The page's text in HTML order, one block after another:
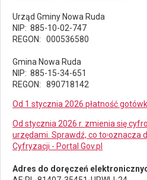
Urząd Gminy Nowa Ruda
NIP: 885-10-02-747
REGON: 000536580
Gmina Nowa Ruda
NIP: 885-15-34-651
REGON: 890718142
Od 1 stycznia 2026 płatność
Od stycznia 2026 r. zmienia się
urzędami. Sprawdź, co to oznacza
Cyfryzacji - Portal Gov.pl
Adres do doręczeń